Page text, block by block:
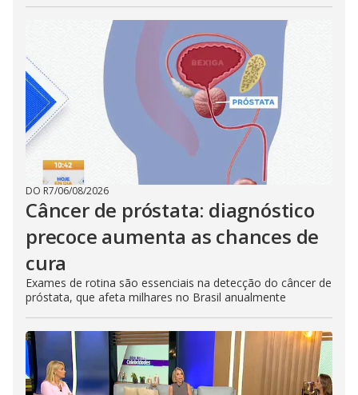
DO R7/06/08/2026
Câncer de próstata: diagnóstico
precoce aumenta as chances de
cura
Exames de rotina são essenciais na detecção do câncer de
próstata, que afeta milhares no Brasil anualmente